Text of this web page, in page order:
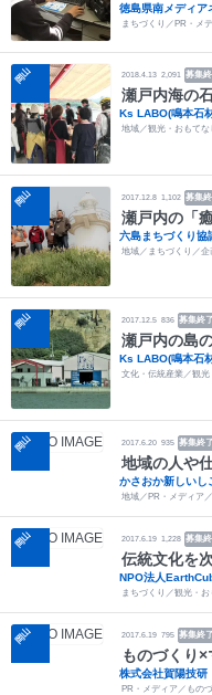
徳島県南メディア
まちづくり／PR・メ
岡山 2018.4.13 2,091 募集
瀬戸内海の
Ks LABO(鳴本石
地域／観光・おもて
岡山 2017.12.8 1,102 募集
瀬戸内の「
六島まちづくり協
地域／まちづくり／
岡山 2017.12.5 836 募集終了
瀬戸内の島
Ks LABO(鳴本石
文化・伝統産業／観
岡山 2017.6.20 935 募集終了
地域の人や
かさおか新しいし
地域／PR・メディア
岡山 2017.6.19 1,228 募集
伝統文化を
NPO法人
まちづくり／観光・
岡山 2017.6.19 795 募集終了
ものづくり
株式会社賀陽技研
PR・メディア／もの